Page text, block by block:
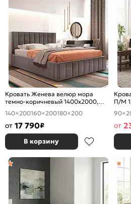
Кровать Женева велюр мора
темно-коричневый 1400x2000,
изголовье мягкое
140×200160×200180×200
от 17 790₽
В корзину
П/М
от